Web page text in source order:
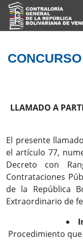
LLAMADO A
El presente
el artículo 77,
Decreto con
Contrataciones
de la República
Extraordinario de
Procedimiento